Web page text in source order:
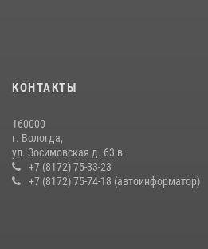
КОНТАКТЫ
160000
г. Вологда,
ул. Зосимовская д. 63 в
+7 (8172) 75-33-23
+7 (8172) 75-74-18 (автоинформатор)